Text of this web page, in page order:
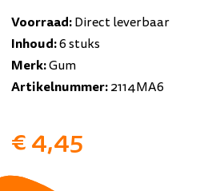
Voorraad:Direct leverbaar
Inhoud:6 stuks
Merk:Gum
Artikelnummer:2114MA6
€ 4,45